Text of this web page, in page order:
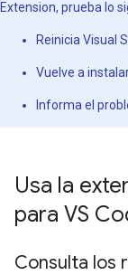
Extension, prueba lo
Reinicia Visual
Vuelve a
Informa el
Usa la
para VS
Consulta los